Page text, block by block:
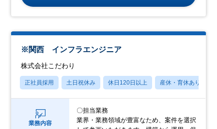
※関西 インフラエンジニア
株式会社こだわり
正社員採用 土日祝休み 休日120日以上 産休・育休あり
業務内容
〇担当業務
業界・業務領域が豊富なため、案件を選択